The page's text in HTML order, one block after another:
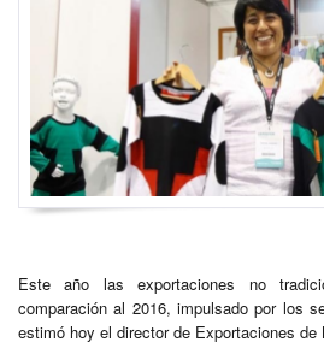
Este año las exportaciones no
comparación al 2016, impulsado por los
estimó hoy el director de Exportaciones de